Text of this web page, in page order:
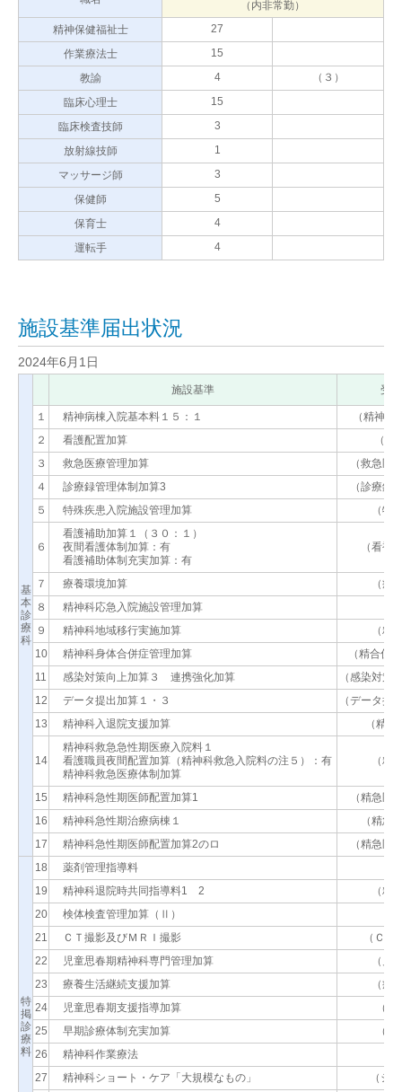
（内非常勤）
精神保健福祉士
27
作業療法士
15
教諭
4
（３）
臨床心理士
15
臨床検査技師
3
放射線技師
1
マッサージ師
3
保健師
5
保育士
4
運転手
4
施設基準届出状況
2024年6月1日
基
本
診
療
科
施設基準 受
１ 精神病棟入院基本料１５：１
（精神
２
看護配置加算
（
３
救急医療管理加算
（救急医
４
診療録管理体制加算3
（診療録
５
特殊疾患入院施設管理加算 （特
６
看護補助加算１（３０：１）
夜間看護体制加算：有
看護補助体制充実加算：有
（看補
７ 療養環境加算
（療
８
精神科応急入院施設管理加算
９
精神科地域移行実施加算
（精
10
精神科身体合併症管理加算
（精合併
11
感染対策向上加算３ 連携強化加算
（感染対策
12
データ提出加算１・３
（データ提
13
精神科入退院支援加算 （精
14
精神科救急急性期医療入院料１
看護職員夜間配置加算（精神科救急入院料の注５）：有
精神科救急医療体制加算
（精
15 精神科急性期医師配置加算1
（精急医
16
精神科急性期治療病棟１
（精急
17
精神科急性期医師配置加算2のロ （精急医
特
掲
診
療
料
18 薬剤管理指導料
19
精神科退院時共同指導料1 2
（精
20
検体検査管理加算（Ⅱ）
21
ＣＴ撮影及びＭＲＩ撮影
（Ｃ
22
児童思春期精神科専門管理加算
（児
23
療養生活継続支援加算
（療
24
児童思春期支援指導加算
（
25
早期診療体制充実加算
（
26
精神科作業療法
27
精神科ショート・ケア「大規模なもの」
（シ